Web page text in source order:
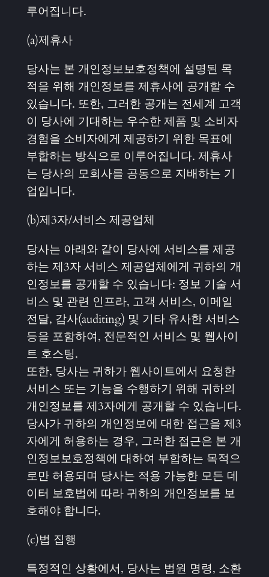
루어집니다.
(a)제휴사
당사는 본 개인정보보호정책에 설명된 목
적을 위해 개인정보를 제휴사에 공개할 수
있습니다. 또한, 그러한 공개는 전세계 고객
이 당사에 기대하는 우수한 제품 및 소비자
경험을 소비자에게 제공하기 위한 목표에
부합하는 방식으로 이루어집니다. 제휴사
는 당사의 모회사를 공동으로 지배하는 기
업입니다.
(b)제3자/서비스 제공업체
당사는 아래와 같이 당사에 서비스를 제공
하는 제3자 서비스 제공업체에게 귀하의 개
인정보를 공개할 수 있습니다: 정보 기술 서
비스 및 관련 인프라, 고객 서비스, 이메일
전달, 감사(auditing) 및 기타 유사한 서비스
등을 포함하여, 전문적인 서비스 및 웹사이
트 호스팅.
또한, 당사는 귀하가 웹사이트에서 요청한
서비스 또는 기능을 수행하기 위해 귀하의
개인정보를 제3자에게 공개할 수 있습니다.
당사가 귀하의 개인정보에 대한 접근을 제3
자에게 허용하는 경우, 그러한 접근은 본 개
인정보보호정책에 대하여 부합하는 목적으
로만 허용되며 당사는 적용 가능한 모든 데
이터 보호법에 따라 귀하의 개인정보를 보
호해야 합니다.
(c)법 집행
특정적인 상황에서, 당사는 법원 명령, 소환